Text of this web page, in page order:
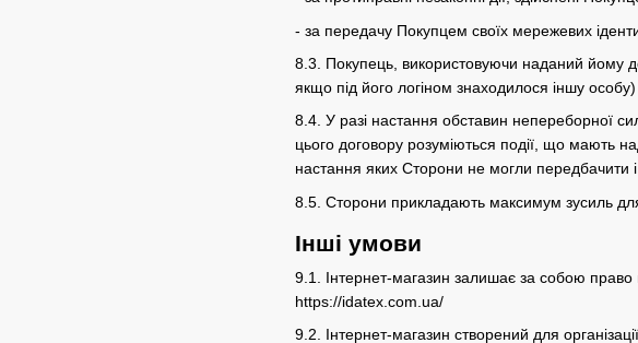
- за передачу Покупцем своїх мережевих
8.3. Покупець, використовуючи наданий йому
якщо під його логіном знаходилося іншу
8.4. У разі настання обставин непереборної
цього договору розуміються події, що мають
настання яких Сторони не могли передбачити
8.5. Сторони прикладають максимум зусиль
Інші умови
9.1. Інтернет-магазин залишає за собою право
https://idatex.com.ua/
9.2. Інтернет-магазин створений для